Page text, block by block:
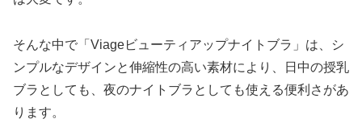
そんな中で「Viageビューティアップナイトブラ」は、シ
ンプルなデザインと伸縮性の高い素材により、日中の授乳
ブラとしても、夜のナイトブラとしても使える便利さがあ
ります。